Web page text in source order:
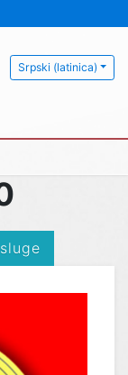
Srpski (latinica)